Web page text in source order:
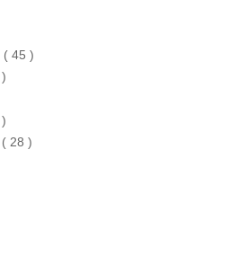
( 45 )
( 28 )